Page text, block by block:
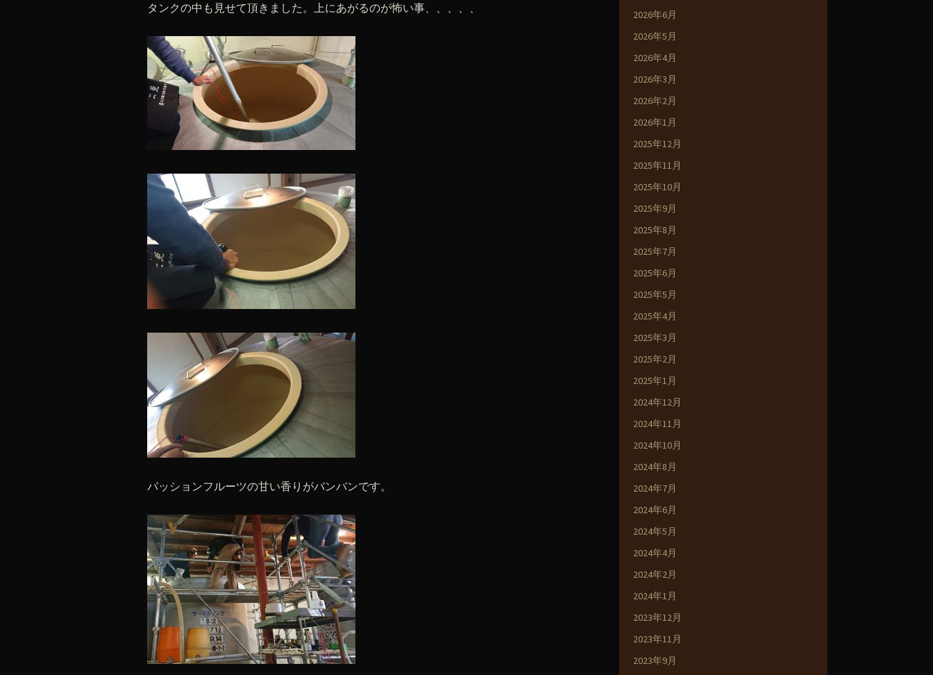
タンクの中も見せて頂きました。上にあがるのが怖い事、、、、、
パッションフルーツの甘い香りがバンバンです。
2026年6月
2026年5月
2026年4月
2026年3月
2026年2月
2026年1月
2025年12月
2025年11月
2025年10月
2025年9月
2025年8月
2025年7月
2025年6月
2025年5月
2025年4月
2025年3月
2025年2月
2025年1月
2024年12月
2024年11月
2024年10月
2024年8月
2024年7月
2024年6月
2024年5月
2024年4月
2024年2月
2024年1月
2023年12月
2023年11月
2023年9月